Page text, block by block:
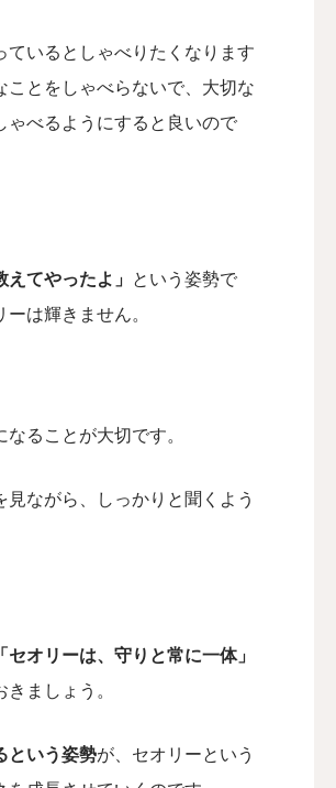
ているとしゃべりたくなります
ことをしゃべらないで、 大切な
ゃべるようにすると良いので
えてやったよ」 という姿勢で
ーは輝きません。
なることが大切です。
見ながら、しっかりと聞くよう
「セオリーは、守りと常に一体」
きましょう。
という姿勢が、 セオリーという